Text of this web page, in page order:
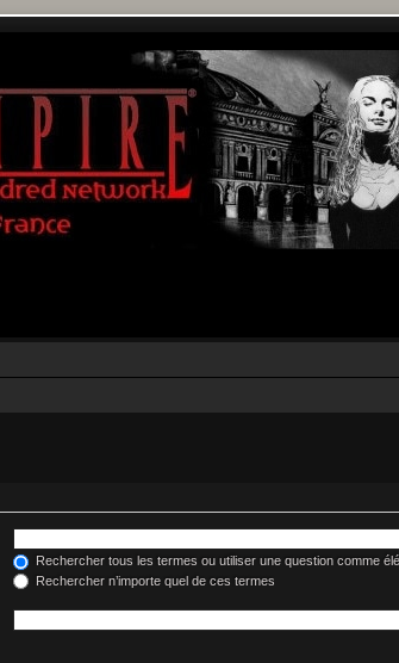
Rechercher tous les termes ou utiliser une question comme
Rechercher n’importe quel de ces termes